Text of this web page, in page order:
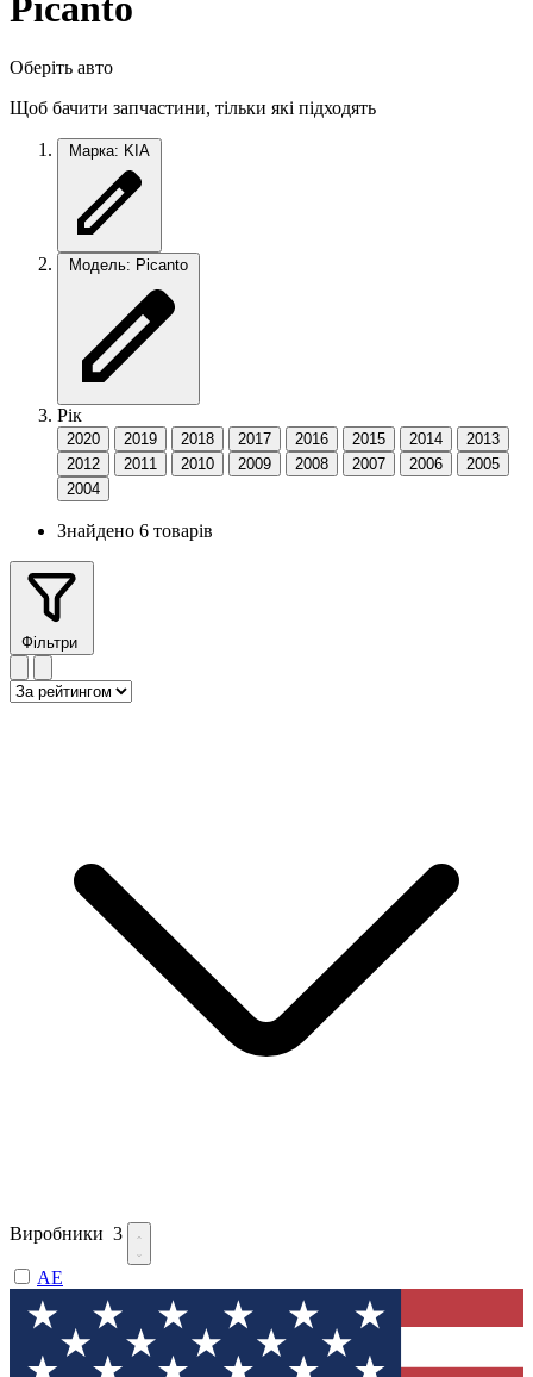
Picanto
Оберіть авто
Щоб бачити запчастини, тільки які підходять
Марка: KIA
Модель: Picanto
Рік
2020 2019 2018 2017 2016 2015 2014
2013
2012
2011 2010 2009 2008 2007 2006
2005
2004
Знайдено 6 товарів
Фільтри
Виробники 3
AE